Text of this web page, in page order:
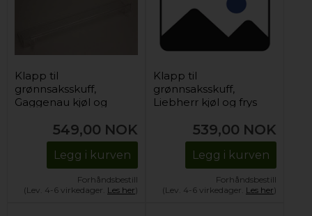
Klapp til
grønnsaksskuff,
Gaggenau kjøl og
549,00 NOK
Legg i kurven
Forhåndsbestill
(Lev. 4-6 virkedager. Les her)
Klapp til
grønnsaksskuff,
Liebherr kjøl og frys
539,00 NOK
Legg i kurven
Forhåndsbestill
(Lev. 4-6 virkedager. Les her)